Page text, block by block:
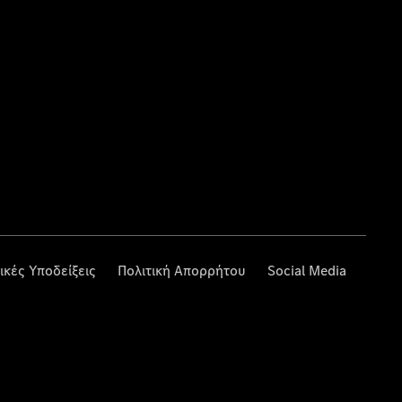
Υποδείξεις Πολιτική Απορρήτου Social Media